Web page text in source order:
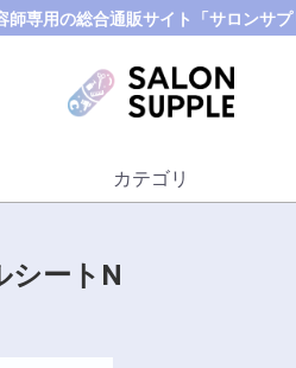
師専用の総合通販サイト「サロンサプ
カテゴリ
シートN